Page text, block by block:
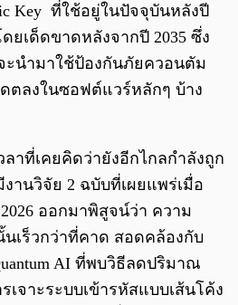
Key ที่ใช้อยู่ในปัจจุบันหลังปี
ยเด็ดขาดหลังจากปี 2035 ซึ่ง
นำมาใช้ป้องกันภัยควอนตัม
ตลงในซอฟต์แวร์หลักๆ บ้าง
าที่เคยคิดว่ายังอีกไกลกำลังถูก
านวิจัย 2 ฉบับที่เผยแพร่เมื่อ
ออกมาพิสูจน์ว่า ความ
เร็วกว่าที่คาด สอดคล้องกับ
AI ที่พบวิธีลดปริมาณ
เจาะระบบเข้ารหัสแบบเส้นโค้ง